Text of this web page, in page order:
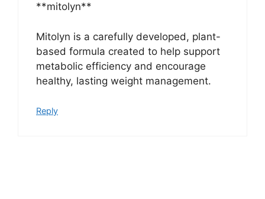
**mitolyn**
Mitolyn is a carefully developed, plant-
based formula created to help support
metabolic efficiency and encourage
healthy, lasting weight management.
Reply